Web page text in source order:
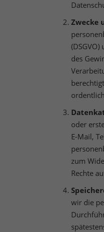
Zwecke
des
oder
E-Mail,
zum
Rechte
wir die
personalisierte
Externe
Inhalte von
blockiert. Wenn
diese Inhalte keiner